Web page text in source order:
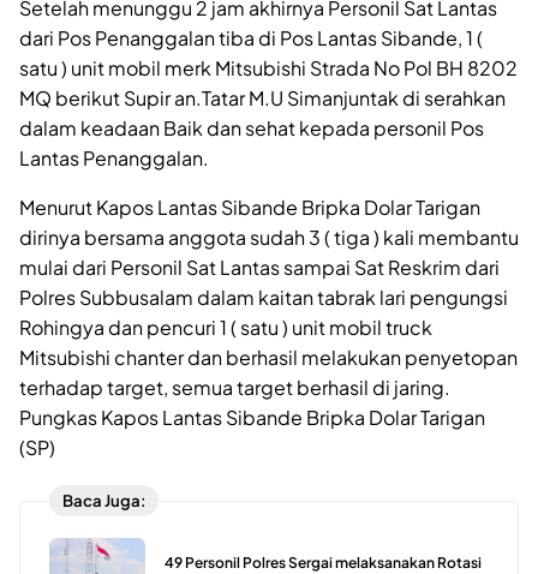
Setelah menunggu 2 jam akhirnya Personil Sat Lantas
dari Pos Penanggalan tiba di Pos Lantas Sibande, 1 (
satu ) unit mobil merk Mitsubishi Strada No Pol BH 8202
MQ berikut Supir an.Tatar M.U Simanjuntak di serahkan
dalam keadaan Baik dan sehat kepada personil Pos
Lantas Penanggalan.
Menurut Kapos Lantas Sibande Bripka Dolar Tarigan
dirinya bersama anggota sudah 3 ( tiga ) kali membantu
mulai dari Personil Sat Lantas sampai Sat Reskrim dari
Polres Subbusalam dalam kaitan tabrak lari pengungsi
Rohingya dan pencuri 1 ( satu ) unit mobil truck
Mitsubishi chanter dan berhasil melakukan penyetopan
terhadap target, semua target berhasil di jaring.
Pungkas Kapos Lantas Sibande Bripka Dolar Tarigan
(SP)
Baca Juga:
49 Personil Polres Sergai melaksanakan Rotasi